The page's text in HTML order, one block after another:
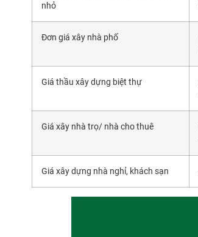
nhỏ
Đơn giá xây nhà phố
Giá thầu xây dựng biệt thự
Giá xây nhà trọ/ nhà cho thuê
Giá xây dựng nhà nghỉ, khách sạn